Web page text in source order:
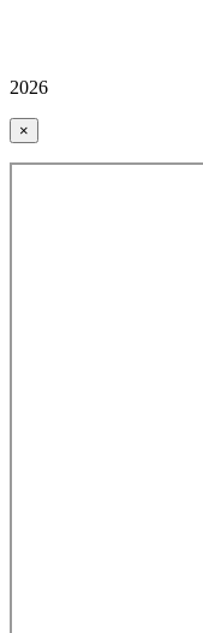
2026
×